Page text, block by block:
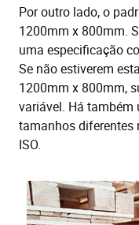
Por outro lado, o
1200mm x 800mm.
uma especificação
Se não estiverem
1200mm x 800mm,
variável. Há também
tamanhos
ISO.